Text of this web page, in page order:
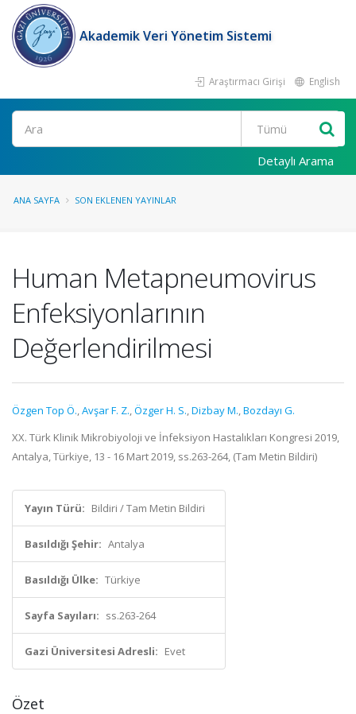
Akademik Veri Yönetim Sistemi
Araştırmacı Girişi English
Ara
Detaylı Arama
ANA SAYFA SON EKLENEN YAYINLAR
Human Metapneumovirus
Enfeksiyonlarının
Değerlendirilmesi
Özgen Top Ö.,Avşar F. Z.,Özger H. S.,Dizbay M.,Bozdayı G.
XX. Türk Klinik Mikrobiyoloji ve İnfeksiyon Hastalıkları Kongresi 2019,
Antalya, Türkiye, 13 - 16 Mart 2019, ss.263-264, (Tam Metin Bildiri)
Yayın Türü: Bildiri / Tam Metin Bildiri
Basıldığı Şehir: Antalya
Basıldığı Ülke: Türkiye
Sayfa Sayıları: ss.263-264
Gazi Üniversitesi Adresli: Evet
Özet